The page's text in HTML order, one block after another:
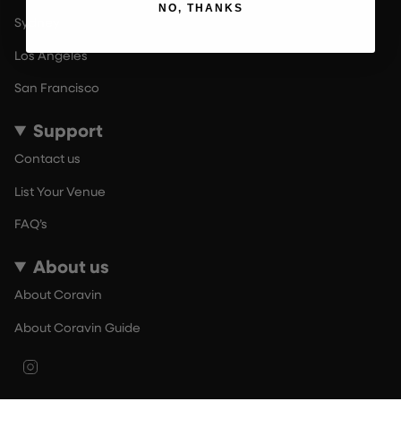
Sydney
Los Angeles
San Francisco
Support
Contact us
List Your Venue
FAQ’s
About us
About Coravin
About Coravin Guide
NO, THANKS